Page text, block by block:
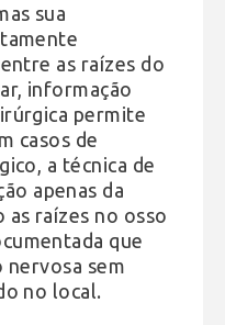
sua
as raízes do
informação
permite
casos de
a técnica de
apenas da
as raízes no osso
que
nervosa sem
no local.